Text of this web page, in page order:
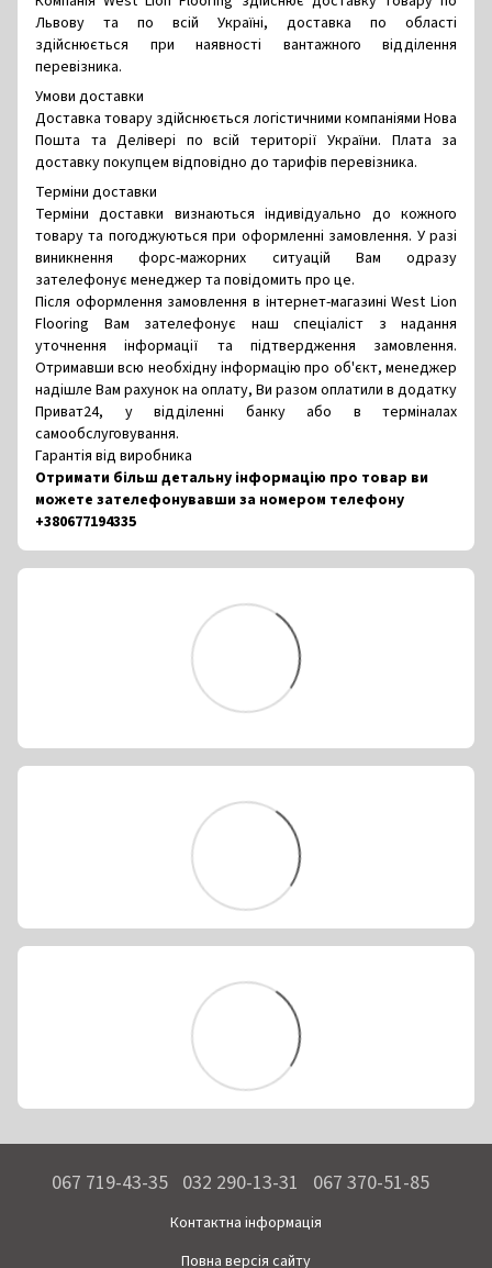
Львову та по всій Україні, доставка по області
здійснюється при наявності вантажного відділення
перевізника.
Умови доставки
Доставка товару здійснюється логістичними компаніями Нова
Пошта та Делівері по всій території України. Плата за
доставку покупцем відповідно до тарифів перевізника.
Терміни доставки
Терміни доставки визнаються індивідуально до кожного
товару та погоджуються при оформленні замовлення. У разі
виникнення форс-мажорних ситуацій Вам одразу
зателефонує менеджер та повідомить про це.
Після оформлення замовлення в інтернет-магазині West Lion
Flooring Вам зателефонує наш спеціаліст з надання
уточнення інформації та підтвердження замовлення.
Отримавши всю необхідну інформацію про об'єкт, менеджер
надішле Вам рахунок на оплату, Ви разом оплатили в додатку
Приват24, у відділенні банку або в терміналах
самообслуговування.
Гарантія від виробника
Отримати більш детальну інформацію про товар ви
можете зателефонувавши за номером телефону
+380677194335
067 719-43-35 032 290-13-31 067 370-51-85
Контактна інформація
Повна версія сайту